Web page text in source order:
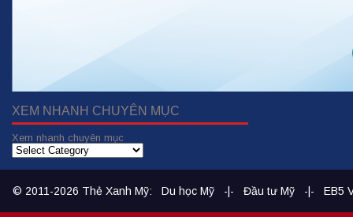
XEM NHANH CHUYÊN MỤC
Xem nhanh chuyên mục
© 2011-2026 Thẻ Xanh Mỹ: Du học Mỹ -|- Đầu tư Mỹ -|- EB5